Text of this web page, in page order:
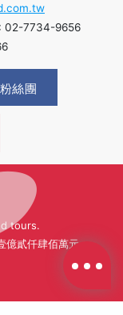
02-7734-9656
絲團
tours.
億貳仟肆佰萬元